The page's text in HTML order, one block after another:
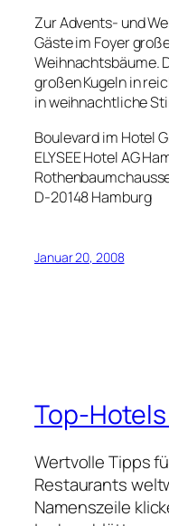
Zur Advents- und
Gäste im Foyer
Weihnachtsbäume.
großen Kugeln in
in weihnachtliche
Boulevard im Hotel
ELYSEE Hotel AG
D-20148 Hamburg
Januar 20, 2008
Top-
Wertvolle Tipps
Restaurants
Namenszeile